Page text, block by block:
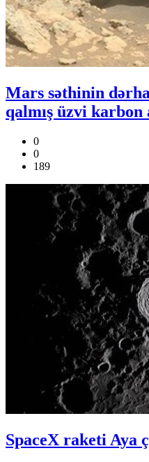
Mars səthinin
qalmış üzvi
0
0
189
SpaceX raketi Aya